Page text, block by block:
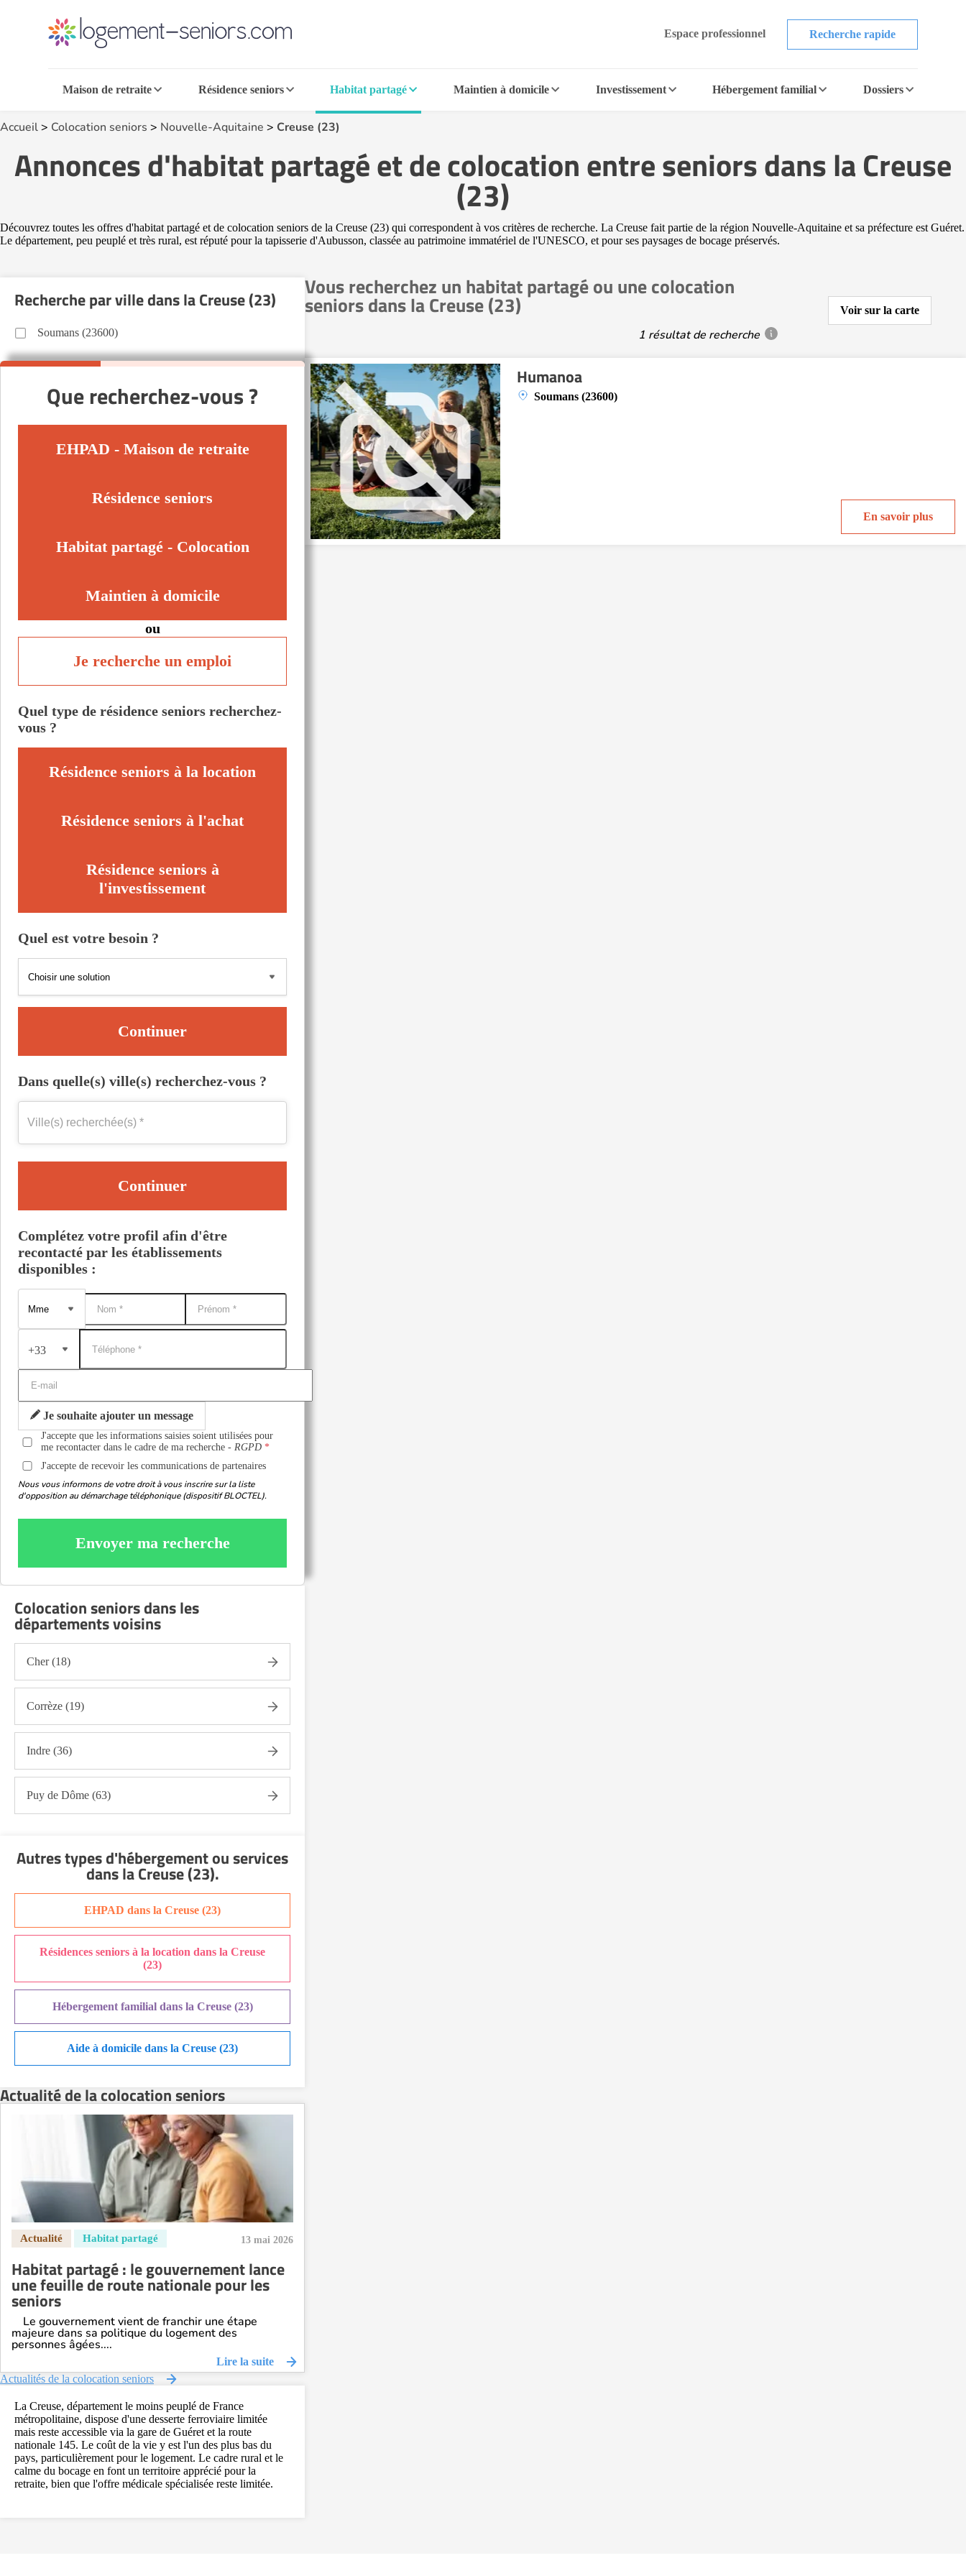
Espace professionnel Recherche rapide
Maison de retraite Résidence seniors Habitat partagé Maintien à domicile Investissement Hébergement familial Dossiers
Accueil> Colocation seniors > Nouvelle-Aquitaine > Creuse (23)
Annonces d'habitat partagé et de colocation entre seniors dans la Creuse
(23)
Découvrez toutes les offres d'habitat partagé et de colocation seniors de la Creuse (23) qui correspondent à vos critères de recherche. La Creuse fait partie de la région Nouvelle-Aquitaine et sa préfecture est Guéret.
Le département, peu peuplé et très rural, est réputé pour la tapisserie d'Aubusson, classée au patrimoine immatériel de l'UNESCO, et pour ses paysages de bocage préservés.
Vous recherchez un habitat partagé ou une colocation
seniors dans la Creuse (23)
1 résultat de recherche
Voir sur la carte
Humanoa
Soumans (23600)
En savoir plus
Recherche par ville dans la Creuse (23)
Soumans (23600)
Que recherchez-vous ?
EHPAD - Maison de retraite
Résidence seniors
Habitat partagé - Colocation
Maintien à domicile
ou
Je recherche un emploi
Quel type de résidence seniors recherchez-
vous ?
Résidence seniors à la location
Résidence seniors à l'achat
Résidence seniors à
l'investissement
Quel est votre besoin ?
Continuer
Dans quelle(s) ville(s) recherchez-vous ?
Continuer
Complétez votre profil afin d'être
recontacté par les établissements
disponibles :
+33
Je souhaite ajouter un message
J'accepte que les informations saisies soient utilisées pour
me recontacter dans le cadre de ma recherche -RGPD
J'accepte de recevoir les communications de partenaires
Nous vous informons de votre droit à vous inscrire sur la liste
d'opposition au démarchage téléphonique (dispositif BLOCTEL).
Envoyer ma recherche
Colocation seniors dans les
départements voisins
Cher (18)
Corrèze (19)
Indre (36)
Puy de Dôme (63)
Autres types d'hébergement ou services
dans la Creuse (23).
EHPAD dans la Creuse (23)
Résidences seniors à la location dans la Creuse
(23)
Hébergement familial dans la Creuse (23)
Aide à domicile dans la Creuse (23)
Actualité de la colocation seniors
13 mai 2026
Habitat partagé : le gouvernement lance
une feuille de route nationale pour les
seniors
Le gouvernement vient de franchir une étape
majeure dans sa politique du logement des
personnes âgées....
Lire la suite
Actualités de la colocation seniors
La Creuse, département le moins peuplé de France
métropolitaine, dispose d'une desserte ferroviaire limitée
mais reste accessible via la gare de Guéret et la route
nationale 145. Le coût de la vie y est l'un des plus bas du
pays, particulièrement pour le logement. Le cadre rural et le
calme du bocage en font un territoire apprécié pour la
retraite, bien que l'offre médicale spécialisée reste limitée.